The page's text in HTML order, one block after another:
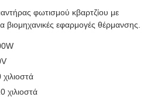
φωτισμού κβαρτζίου με
βιομηχανικές εφαρμογές θέρμανσης.
χιλιοστά